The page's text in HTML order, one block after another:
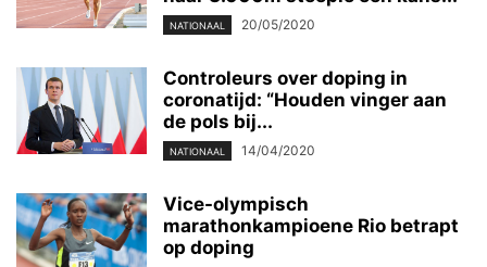
NATIONAAL 20/05/2020
Controleurs over doping in
coronatijd: “Houden vinger aan
de pols bij...
NATIONAAL 14/04/2020
Vice-olympisch
marathonkampioene Rio betrapt
op doping